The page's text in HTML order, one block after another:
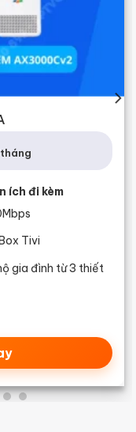
ích đi kèm
Tivi
gia đình từ 3 thiết